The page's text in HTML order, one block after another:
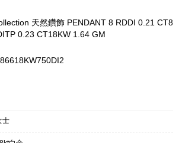
天然鑽飾 PENDANT 8 RDDI 0.21 CT8
0.23 CT18KW 1.64 GM
士